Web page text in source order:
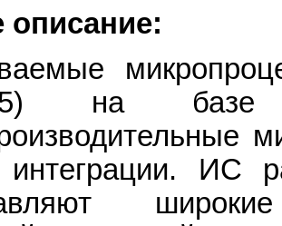
на
интеграции. ИС